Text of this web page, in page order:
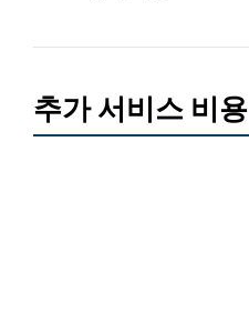
추가 서비스 비용